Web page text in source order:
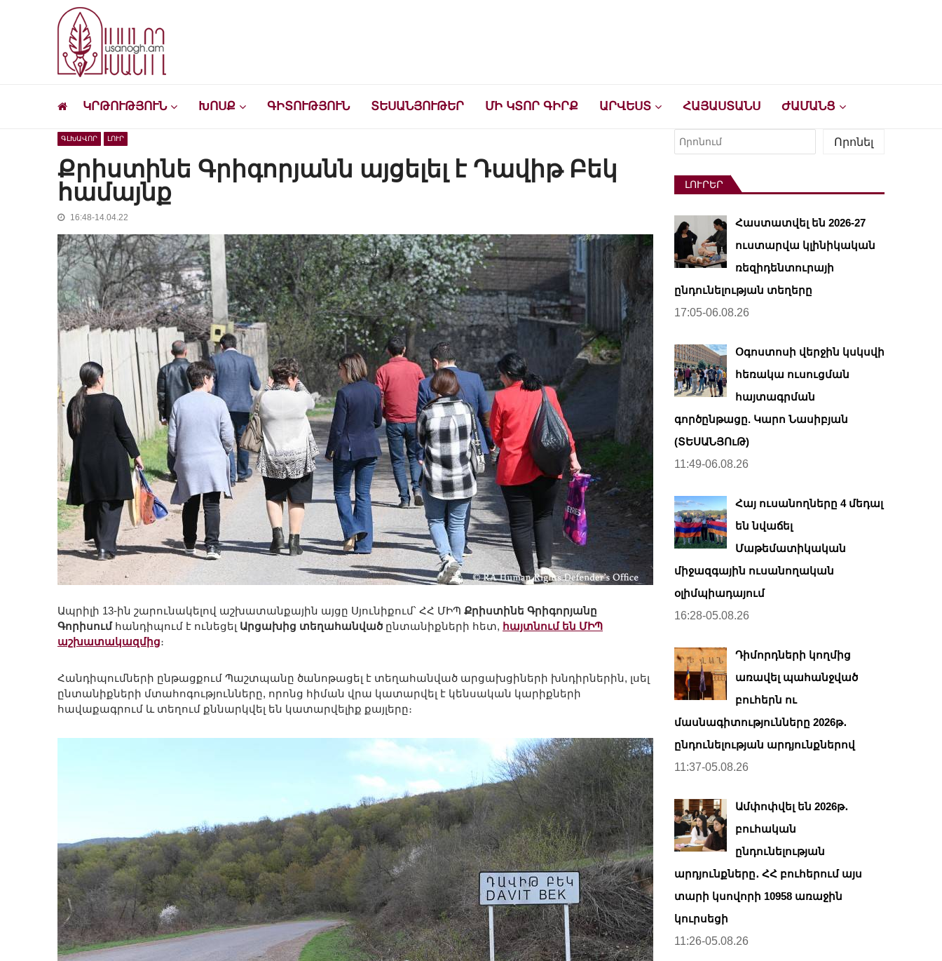
ԿՐԹՈՒԹՅՈՒՆ ԽՈՍՔ ԳԻՏՈՒԹՅՈՒՆ ՏԵՍԱՆՅՈՒԹԵՐ ՄԻ ԿՏՈՐ ԳԻՐՔ ԱՐՎԵՍՏ ՀԱՅԱՍՏԱՆՍ ԺԱՄԱՆՑ
ԳԼԽԱՎՈՐ ԼՈՒՐ
Քրիստինե Գրիգորյանն այցելել է Դավիթ Բեկ
համայնք
16:48-14.04.22
Ապրիլի 13-ին շարունակելով աշխատանքային այցը Սյունիքում՝ ՀՀ ՄԻՊ Քրիստինե Գրիգորյանը
Գորիսումհանդիպում է ունեցել Արցախից տեղահանված ընտանիքների հետ, հայտնում են ՄԻՊ
աշխատակազմից։
Հանդիպումների ընթացքում Պաշտպանը ծանոթացել է տեղահանված արցախցիների խնդիրներին, լսել
ընտանիքների մտահոգությունները, որոնց հիման վրա կատարվել է կենսական կարիքների
հավաքագրում և տեղում քննարկվել են կատարվելիք քայլերը։
Որոնել
Որոնել
ԼՈՒՐԵՐ
Հաստատվել են 2026-27
ուստարվա կլինիկական
ռեզիդենտուրայի
ընդունելության տեղերը
17:05-06.08.26
Օգոստոսի վերջին կսկսվի
հեռակա ուսուցման
հայտագրման
գործընթացը. Կարո Նասիբյան
(ՏԵՍԱՆՅՈւԹ)
11:49-06.08.26
Հայ ուսանողները 4 մեդալ
են նվաճել
Մաթեմատիկական
միջազգային ուսանողական
օլիմպիադայում
16:28-05.08.26
Դիմորդների կողմից
առավել պահանջված
բուհերն ու
մասնագիտությունները 2026թ․
ընդունելության արդյունքներով
11:37-05.08.26
Ամփոփվել են 2026թ․
բուհական
ընդունելության
արդյունքները․ ՀՀ բուհերում այս
տարի կսովորի 10958 առաջին
կուրսեցի
11:26-05.08.26